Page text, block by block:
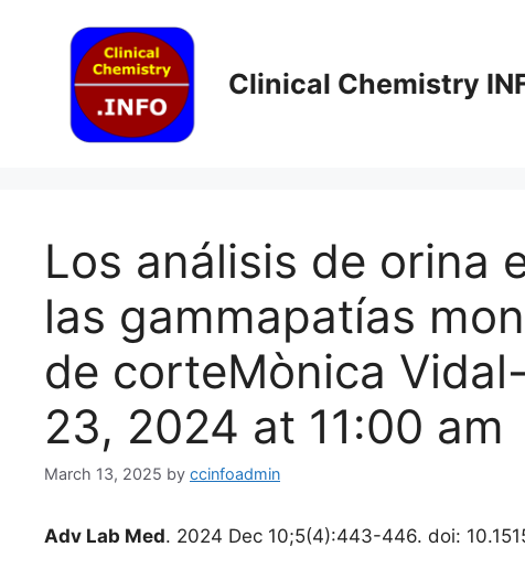
Clinical Chemistry
Los análisis de orina
las gammapatías
de corte​Mònica
23, 2024 at 11:00 am
March 13, 2025 by ccinfoadmin
Adv Lab Med. 2024 Dec 10;5(4):443-446. doi: